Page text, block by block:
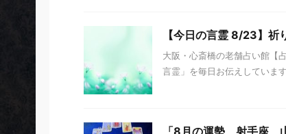
【今日の言霊 8/23】祈
大阪・心斎橋の老舗占い館【
言霊」を毎日お伝えしていま
「8月の運勢 射手座、